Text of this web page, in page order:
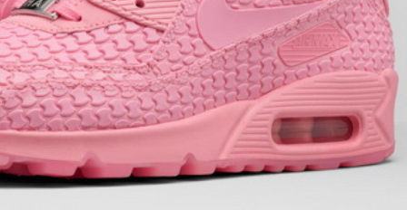
Ivan Kostovskyy
Lviv
Заказал себе
амазон,дошли за
доволен,все на